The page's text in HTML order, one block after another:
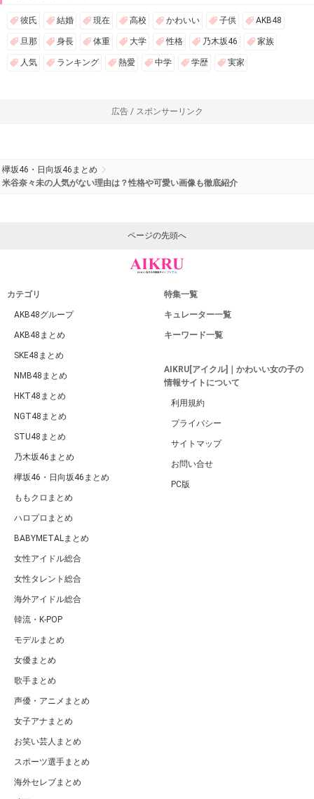
彼氏 結婚 現在 高校 かわいい 子供 AKB48
旦那 身長 体重 大学 性格 乃木坂46 家族
人気 ランキング 熱愛 中学 学歴 実家
広告 / スポンサーリンク
欅坂46・日向坂46まとめ
米谷奈々未の人気がない理由は？性格や可愛い画像も徹底紹介
ページの先頭へ
カテゴリ
AKB48グループ
AKB48まとめ
SKE48まとめ
NMB48まとめ
HKT48まとめ
NGT48まとめ
STU48まとめ
乃木坂46まとめ
欅坂46・日向坂46まとめ
ももクロまとめ
ハロプロまとめ
BABYMETALまとめ
女性アイドル総合
女性タレント総合
海外アイドル総合
韓流・K-POP
モデルまとめ
女優まとめ
歌手まとめ
声優・アニメまとめ
女子アナまとめ
お笑い芸人まとめ
スポーツ選手まとめ
海外セレブまとめ
特集一覧
キュレーター一覧
キーワード一覧
AIKRU[アイクル]｜かわいい女の子の
情報サイトについて
利用規約
プライバシー
サイトマップ
お問い合せ
PC版